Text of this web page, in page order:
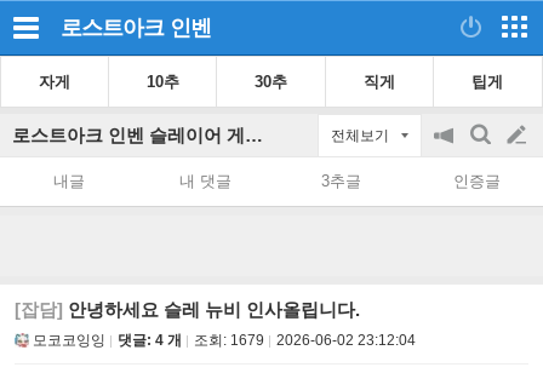
로스트아크 인벤
자게 10추 30추 직게 팁게
로스트아크 인벤 슬레이어 게시판 전체보기
공
on/off
검
색
글
쓰
내글 내 댓글 3추글 인증글
[잡담] 안녕하세요 슬레 뉴비 인사올립니다.
모코코잉잉 댓글: 4 개 조회: 1679 2026-06-02 23:12:04